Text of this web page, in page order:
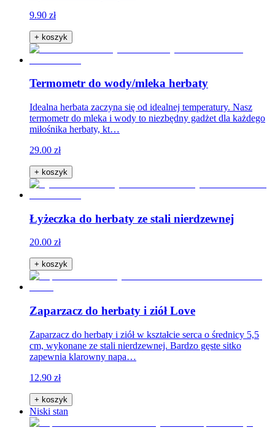
9.90 zł
+ koszyk
Termometr do wody/mleka herbaty
Idealna herbata zaczyna się od idealnej temperatury. Nasz
termometr do mleka i wody to niezbędny gadżet dla każdego
miłośnika herbaty, kt…
29.00 zł
+ koszyk
Łyżeczka do herbaty ze stali nierdzewnej
20.00 zł
+ koszyk
Zaparzacz do herbaty i ziół Love
Zaparzacz do herbaty i ziół w kształcie serca o średnicy 5,5
cm, wykonane ze stali nierdzewnej. Bardzo gęste sitko
zapewnia klarowny napa…
12.90 zł
+ koszyk
Niski stan